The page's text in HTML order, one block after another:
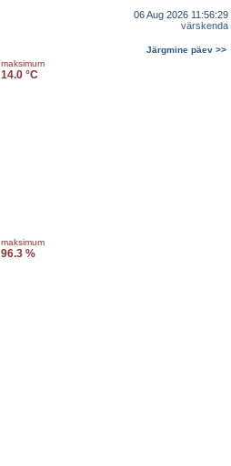
06 Aug 2026 11:56:29
värskenda
Järgmine päev >>
maksimum
14.0 °C
maksimum
96.3 %